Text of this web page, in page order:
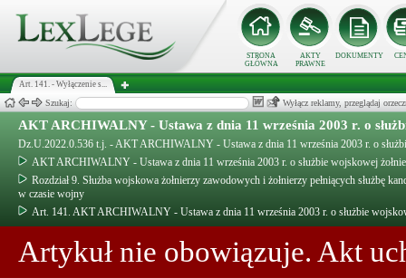
STRONA
GŁÓWNA
AKTY
PRAWNE
DOKUMENTY
Art. 141. - Wyłączenie s...
Szukaj: Wyłącz reklamy, przeglądaj
AKT ARCHIWALNY - Ustawa z dnia 11 września 2003 r. o
Dz.U.2022.0.536 t.j. - AKT ARCHIWALNY - Ustawa z dnia 11 września 2003 r. o
AKT ARCHIWALNY - Ustawa z dnia 11 września 2003 r. o służbie wojskowej
Rozdział 9. Służba wojskowa żołnierzy zawodowych i żołnierzy pełniących służbę
w czasie wojny
Art. 141. AKT ARCHIWALNY - Ustawa z dnia 11 września 2003 r. o służbie
Artykuł nie obowiązuje. Akt